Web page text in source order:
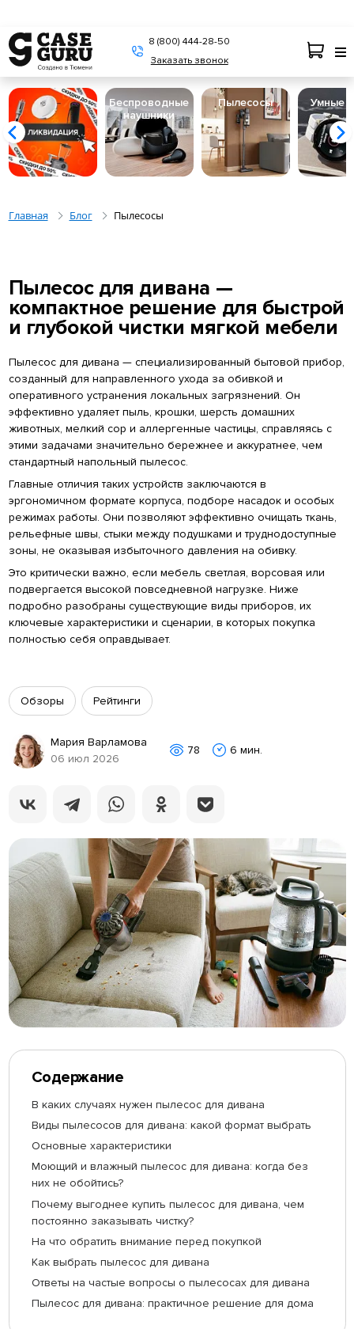
8 (800) 444-28-50
Заказать звонок
Беспроводные
наушники
Пылесосы Умные
Главная Блог Пылесосы
Пылесос для дивана —
компактное решение для быстрой
и глубокой чистки мягкой мебели
Пылесос для дивана — специализированный бытовой прибор,
созданный для направленного ухода за обивкой и
оперативного устранения локальных загрязнений. Он
эффективно удаляет пыль, крошки, шерсть домашних
животных, мелкий сор и аллергенные частицы, справляясь с
этими задачами значительно бережнее и аккуратнее, чем
стандартный напольный пылесос.
Главные отличия таких устройств заключаются в
эргономичном формате корпуса, подборе насадок и особых
режимах работы. Они позволяют эффективно очищать ткань,
рельефные швы, стыки между подушками и труднодоступные
зоны, не оказывая избыточного давления на обивку.
Это критически важно, если мебель светлая, ворсовая или
подвергается высокой повседневной нагрузке. Ниже
подробно разобраны существующие виды приборов, их
ключевые характеристики и сценарии, в которых покупка
полностью себя оправдывает.
Мария Варламова
06 июл 2026
78 6 мин.
Обзоры Рейтинги
Содержание
В каких случаях нужен пылесос для дивана
Виды пылесосов для дивана: какой формат выбрать
Основные характеристики
Моющий и влажный пылесос для дивана: когда без
них не обойтись?
Почему выгоднее купить пылесос для дивана, чем
постоянно заказывать чистку?
На что обратить внимание перед покупкой
Как выбрать пылесос для дивана
Ответы на частые вопросы о пылесосах для дивана
Пылесос для дивана: практичное решение для дома